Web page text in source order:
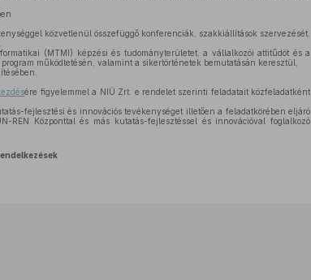
közvetlenül összefüggő konferenciák, szakkiállítások szervezését,
(MTMI) képzési és tudományterületet, a vállalkozói attitűdöt és a
működtetésén, valamint a sikertörténetek bemutatásán keresztül,
ére figyelemmel a NIÜ Zrt. e rendelet szerinti feladatait közfeladatként
fejlesztési és innovációs tevékenységet illetően a feladatkörében eljáró
REN Központtal és más kutatás-fejlesztéssel és innovációval foglalkozó